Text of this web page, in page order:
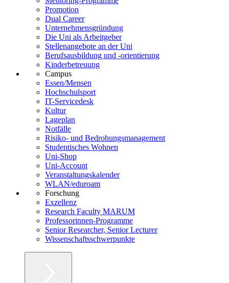
Promotion
Dual Career
Unternehmensgründung
Die Uni als Arbeitgeber
Stellenangebote an der Uni
Berufsausbildung und -orientierung
Kinderbetreuung
Campus
Essen/Mensen
Hochschulsport
IT-Servicedesk
Kultur
Lageplan
Notfälle
Risiko- und Bedrohungsmanagement
Studentisches Wohnen
Uni-Shop
Uni-Account
Veranstaltungskalender
WLAN/eduroam
Forschung
Exzellenz
Research Faculty MARUM
Professorinnen-Programme
Senior Researcher, Senior Lecturer
Wissenschaftsschwerpunkte